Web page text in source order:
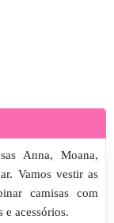
Anna, Moana,
Vamos vestir as
camisas com
e acessórios.